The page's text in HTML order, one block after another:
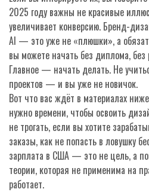
2025 году важны не красивые
увеличивает конверсию. Бренд-
AI — это уже не «плюшки», а
вы можете начать без диплома, без
Главное — начать делать. Не
проектов — и вы уже не новичок.
Вот что вас ждёт в материалах
нужно времени, чтобы освоить
не трогать, если вы хотите
заказы, как не попасть в ловушку
зарплата в США — это не цель, а
теории, которая не применима на
работает.